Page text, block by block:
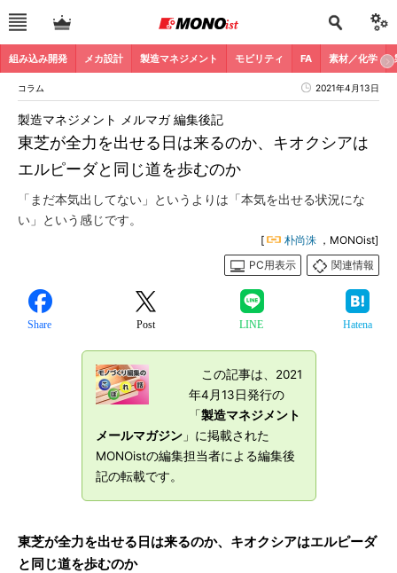
組み込み開発 メカ設計 製造マネジメント モビリティ FA 素材／化学
コラム 2021年4月13日
東芝が全力を出せる日は来るのか、キオクシアは
エルピーダと同じ道を歩むのか
製造マネジメント メルマガ 編集後記
「まだ本気出してない」というよりは「本気を出せる状況にな
い」という感じです。
[ 朴尚洙 ，MONOist]
PC用表示
関連情報
Share Post LINE Hatena
この記事は、2021
年4月13日発行の
「製造マネジメント
メールマガジン」に掲載された
MONOistの編集担当者による編集後
記の転載です。
東芝が全力を出せる日は来るのか、キオクシアはエルピーダ
と同じ道を歩むのか